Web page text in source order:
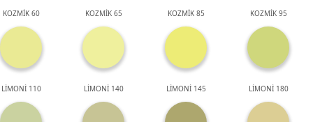
KOZMİK 60 KOZMİK 65 KOZMİK 85 KOZMİK 95
LİMONİ 110 LİMONİ 140 LİMONİ 145 LİMONİ 180